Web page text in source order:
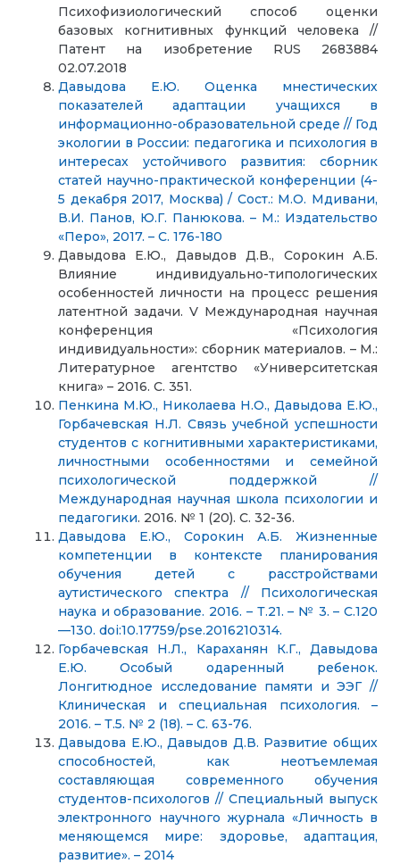
Психофизиологический способ оценки
базовых когнитивных функций человека //
Патент на изобретение RUS 2683884
02.07.2018
Давыдова Е.Ю. Оценка мнестических
показателей адаптации учащихся в
информационно-образовательной среде // Год
экологии в России: педагогика и психология в
интересах устойчивого развития: сборник
статей научно-практической конференции (4-
5 декабря 2017, Москва) / Сост.: М.О. Мдивани,
В.И. Панов, Ю.Г. Панюкова. – М.: Издательство
«Перо», 2017. – С. 176-180
Давыдова Е.Ю., Давыдов Д.В., Сорокин А.Б.
Влияние индивидуально-типологических
особенностей личности на процесс решения
латентной задачи. V Международная научная
конференция «Психология
индивидуальности»: сборник материалов. – М.:
Литературное агентство «Университетская
книга» – 2016. С. 351.
Пенкина М.Ю., Николаева Н.О., Давыдова Е.Ю.,
Горбачевская Н.Л. Связь учебной успешности
студентов с когнитивными характеристиками,
личностными особенностями и семейной
психологической поддержкой //
Международная научная школа психологии и
педагогики. 2016. № 1 (20). С. 32-36.
Давыдова Е.Ю., Сорокин А.Б. Жизненные
компетенции в контексте планирования
обучения детей с расстройствами
аутистического спектра // Психологическая
наука и образование. 2016. – Т.21. – № 3. – С.120
—130. doi:10.17759/pse.2016210314.
Горбачевская Н.Л., Караханян К.Г., Давыдова
Е.Ю.
Особый
одаренный ребенок.
Лонгитюдное исследование памяти и ЭЭГ //
Клиническая и специальная психология. –
2016. – Т.5. № 2 (18). – С. 63-76.
Давыдова Е.Ю., Давыдов Д.В. Развитие общих
способностей, как неотъемлемая
составляющая современного обучения
студентов-психологов // Специальный выпуск
электронного научного журнала «Личность в
меняющемся мире: здоровье, адаптация,
развитие». – 2014